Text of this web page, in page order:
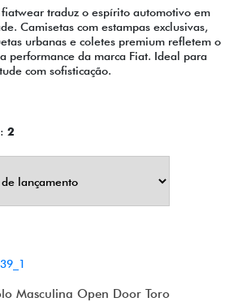
traduz o espírito automotivo em
Camisetas com estampas exclusivas,
urbanas e coletes premium refletem o
performance da marca Fiat. Ideal para
com sofisticação.
2
Masculina Open Door Toro